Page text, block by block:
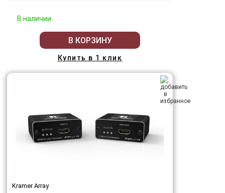
В наличии
В КОРЗИНУ
Купить в 1 клик
Kramer Array